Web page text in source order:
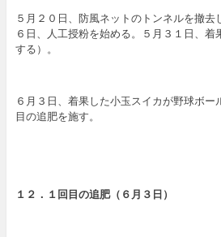
５月２０日、防風ネットのトンネルを撤去
６日、人工授粉を始める。５月３１日、
する）。
６月３日、着果した小玉スイカが野球ボ
目の追肥を施す。
１２． １回目の追肥（６ 月３日）